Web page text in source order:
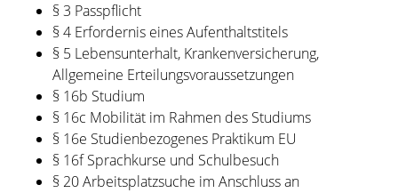
§ 3 Passpflicht
§ 4 Erfordernis eines Aufenthaltstitels
§ 5 Lebensunterhalt, Krankenversicherung,
Allgemeine Erteilungsvoraussetzungen
§ 16b Studium
§ 16c Mobilität im Rahmen des Studiums
§ 16e Studienbezogenes Praktikum EU
§ 16f Sprachkurse und Schulbesuch
§ 20 Arbeitsplatzsuche im Anschluss an